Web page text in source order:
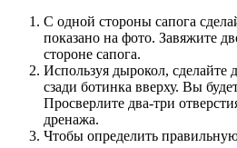
С одной стороны сапога
показано на фото. Завяжите
стороне сапога.
Используя дырокол, сделайте
сзади ботинка вверху. Вы
Просверлите два-три
дренажа.
Чтобы определить